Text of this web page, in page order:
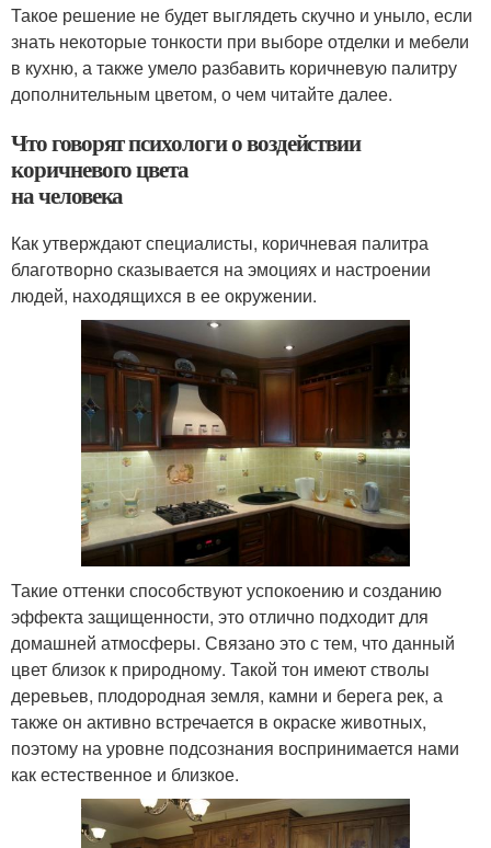
Такое решение не будет выглядеть скучно и уныло, если
знать некоторые тонкости при выборе отделки и мебели
в кухню, а также умело разбавить коричневую палитру
дополнительным цветом, о чем читайте далее.
Что говорят психологи о воздействии
коричневого цвета
на человека
Как утверждают специалисты, коричневая палитра
благотворно сказывается на эмоциях и настроении
людей, находящихся в ее окружении.
Такие оттенки способствуют успокоению и созданию
эффекта защищенности, это отлично подходит для
домашней атмосферы. Связано это с тем, что данный
цвет близок к природному. Такой тон имеют стволы
деревьев, плодородная земля, камни и берега рек, а
также он активно встречается в окраске животных,
поэтому на уровне подсознания воспринимается нами
как естественное и близкое.